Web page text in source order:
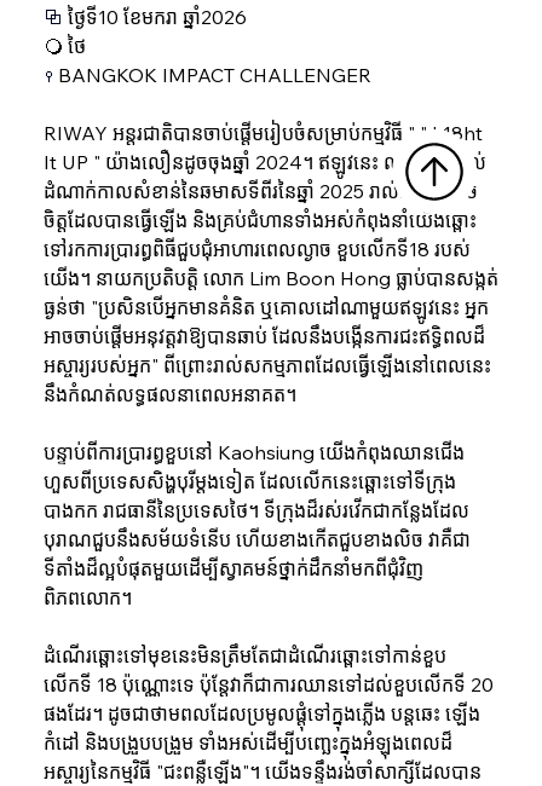
⧉ ថ្ងៃទី10 ខែមករា ឆ្នាំ2026
❍ ថៃ
⚲ BANGKOK IMPACT CHALLENGER
RIWAY អន្តរជាតិបានចាប់ផ្តើមរៀបចំសម្រាប់កម្មវិធី " " L18ht
It UP " យ៉ាងលឿនដូចចុងឆ្នាំ 2024។ ឥឡូវនេះ ឈានចូលដល់
ដំណាក់កាលសំខាន់នៃឆមាសទីពីរនៃឆ្នាំ 2025 រាល់ការសម្រេច
ចិត្តដែលបានធ្វើឡើង និងគ្រប់ជំហានទាំងអស់កំពុងនាំយើងឆ្ពោះ
ទៅរកការប្រារព្ធពិធីជួបជុំអាហារពេលល្ងាច ខួបលើកទី18 របស់
យើង។ នាយកប្រតិបត្តិ លោក Lim Boon Hong ធ្លាប់បានសង្កត់
ធ្ងន់ថា "ប្រសិនបើអ្នកមានគំនិត ឬគោលដៅណាមួយឥឡូវនេះ អ្នក
អាចចាប់ផ្តើមអនុវត្តវាឱ្យបានឆាប់ ដែលនឹងបង្កើនការជះឥទ្ធិពលដ៏
អស្ចារ្យរបស់អ្នក" ពីព្រោះរាល់សកម្មភាពដែលធ្វើឡើងនៅពេលនេះ
នឹងកំណត់លទ្ធផលនាពេលអនាគត។
បន្ទាប់ពីការប្រារព្ធខួបនៅ Kaohsiung យើងកំពុងឈានជើង
ហួសពីប្រទេសសិង្ហបុរីម្តងទៀត ដែលលើកនេះឆ្ពោះទៅទីក្រុង
បាងកក រាជធានីនៃប្រទេសថៃ។ ទីក្រុងដ៏រស់រវើកជាកន្លែងដែល
បុរាណជួបនឹងសម័យទំនើប ហើយខាងកើតជួបខាងលិច វាគឺជា
ទីតាំងដ៏ល្អបំផុតមួយដើម្បីស្វាគមន៍ថ្នាក់ដឹកនាំមកពីជុំវិញ
ពិភពលោក។
ដំណើរឆ្ពោះទៅមុខនេះមិនត្រឹមតែជាដំណើរឆ្ពោះទៅកាន់ខួប
លើកទី 18 ប៉ុណ្ណោះទេ ប៉ុន្តែវាក៏ជាការឈានទៅដល់ខួបលើកទី 20
ផងដែរ។ ដូចជាថាមពលដែលប្រមូលផ្តុំទៅក្នុងភ្លើង បន្តឆេះ ឡើង
កំដៅ និងបង្រួបបង្រួម ទាំងអស់ដើម្បីបញ្ឆេះក្នុងអំឡុងពេលដ៏
អស្ចារ្យនៃកម្មវិធី "ជះពន្លឺឡើង"។ យើងទន្ទឹងរង់ចាំសាក្សីដែលបាន